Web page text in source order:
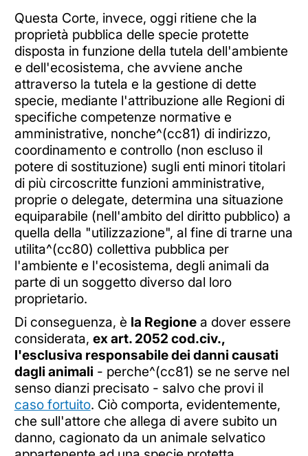
Questa Corte, invece, oggi ritiene che la
proprietà pubblica delle specie protette
disposta in funzione della tutela dell'ambiente
e dell'ecosistema, che avviene anche
attraverso la tutela e la gestione di dette
specie, mediante l'attribuzione alle Regioni di
specifiche competenze normative e
amministrative, nonche^(cc81) di indirizzo,
coordinamento e controllo (non escluso il
potere di sostituzione) sugli enti minori titolari
di più circoscritte funzioni amministrative,
proprie o delegate, determina una situazione
equiparabile (nell'ambito del diritto pubblico) a
quella della "utilizzazione", al fine di trarne una
utilita^(cc80) collettiva pubblica per
l'ambiente e l'ecosistema, degli animali da
parte di un soggetto diverso dal loro
proprietario.
Di conseguenza, è la Regionea dover essere
considerata, ex art. 2052 cod.civ.,
l'esclusiva responsabile dei danni causati
dagli animali - perche^(cc81) se ne serve nel
senso dianzi precisato - salvo che provi il
caso fortuito. Ciò comporta, evidentemente,
che sull'attore che allega di avere subito un
danno, cagionato da un animale selvatico